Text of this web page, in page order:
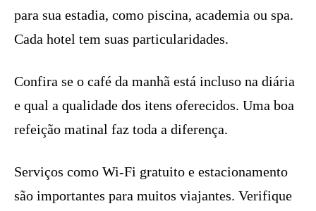
para sua estadia, como piscina, academia ou spa.
Cada hotel tem suas particularidades.
Confira se o café da manhã está incluso na diária
e qual a qualidade dos itens oferecidos. Uma boa
refeição matinal faz toda a diferença.
Serviços como Wi-Fi gratuito e estacionamento
são importantes para muitos viajantes. Verifique